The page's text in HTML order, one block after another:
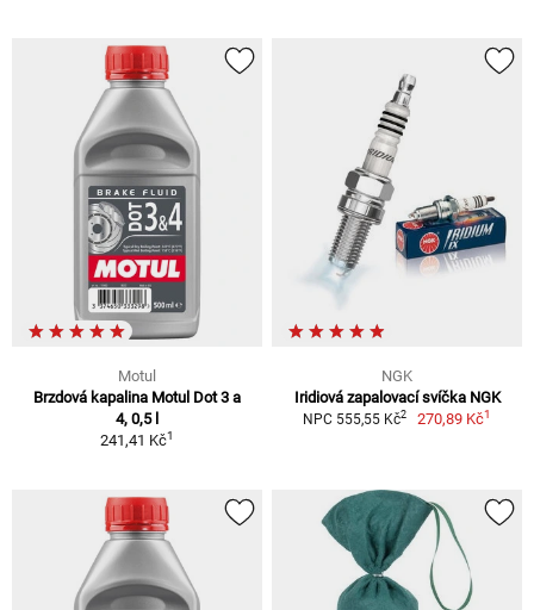
Motul
Brzdová kapalina Motul Dot 3 a
4, 0,5 l
241,41 Kč1
NGK
Iridiová zapalovací svíčka NGK
NPC 555,55 Kč2 270,89 Kč1